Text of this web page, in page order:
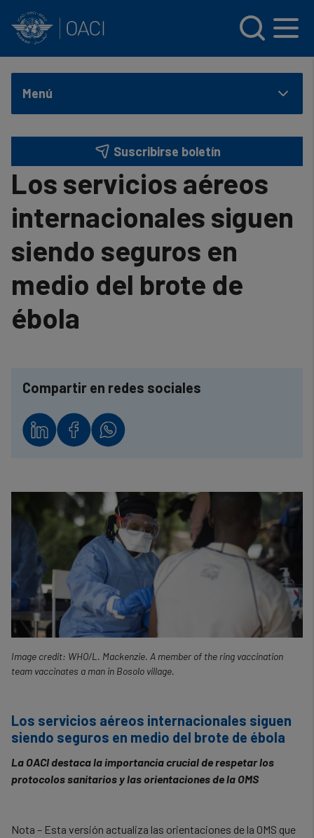
Menú
Suscribirse boletín
Los servicios aéreos
internacionales siguen
siendo seguros en
medio del brote de
ébola
Compartir en redes sociales
Image credit: WHO/L. Mackenzie. A member of the ring vaccination
team vaccinates a man in Bosolo village.
Los servicios aéreos internacionales siguen
siendo seguros en medio del brote de ébola
La OACI destaca la importancia crucial de respetar los
protocolos sanitarios y las orientaciones de la OMS
Nota – Esta versión actualiza las orientaciones de la OMS que